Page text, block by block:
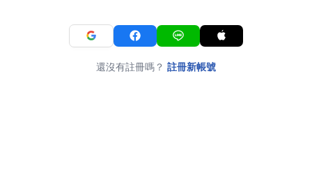
還沒有註冊嗎？ 註冊新帳號